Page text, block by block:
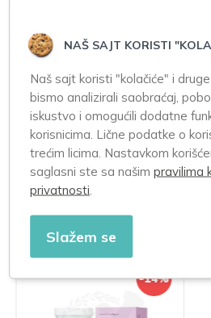
Način upotrebe:
Uzimati 1 tabletu dnevno sa
obrok koji sadrži masnoće (vitamini
mastima). Ne prekoračiti
Čuvanje:
Čuvati na temperaturi do 25°C, na
od svetlosti. Čuvati van domašaja
Slični proizvodi
-14%
NAŠ SAJT KORISTI
Naš sajt koristi "kolačiće" i
bismo analizirali saobraćaj,
iskustvo i omogućili dodatne
korisnicima. Lične podatke o
trećim licima. Nastavkom
saglasni ste sa našimpravilima
privatnosti
Slažem se